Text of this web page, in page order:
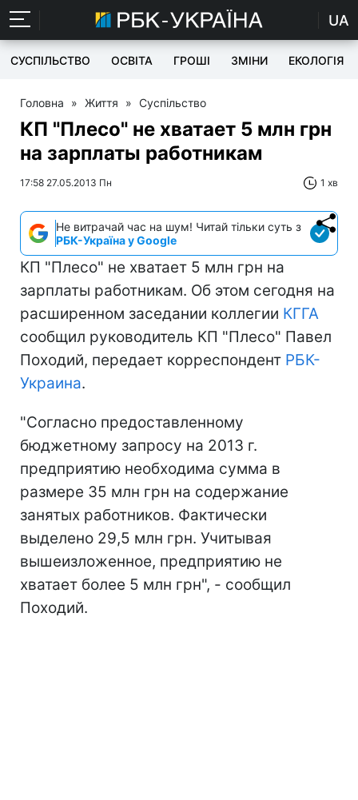
UA
СУСПІЛЬСТВО ОСВІТА ГРОШІ ЗМІНИ ЕКОЛОГІЯ
Головна » Життя » Суспільство
КП "Плесо" не хватает 5 млн грн
на зарплаты работникам
17:58 27.05.2013 Пн 1 хв
Не витрачай час на шум! Читай тільки суть з
РБК-Україна у Google
КП "Плесо" не хватает 5 млн грн на
зарплаты работникам. Об этом сегодня на
расширенном заседании коллегии КГГА
сообщил руководитель КП "Плесо" Павел
Походий, передает корреспондент РБК-
Украина.
"Согласно предоставленному
бюджетному запросу на 2013 г.
предприятию необходима сумма в
размере 35 млн грн на содержание
занятых работников. Фактически
выделено 29,5 млн грн. Учитывая
вышеизложенное, предприятию не
хватает более 5 млн грн", - сообщил
Походий.